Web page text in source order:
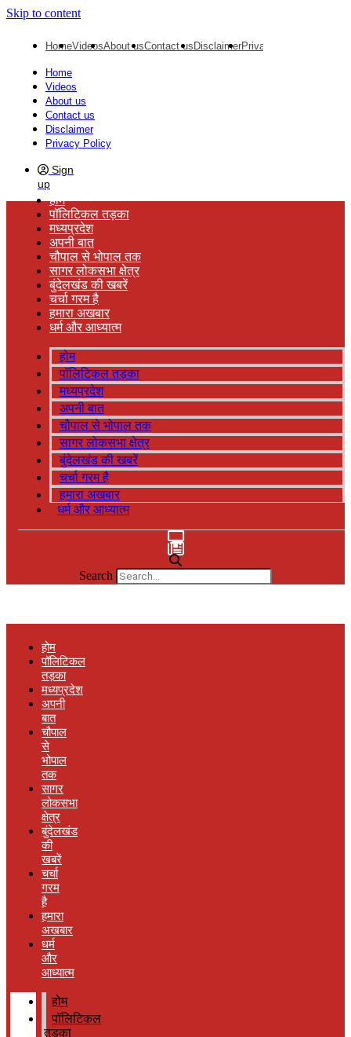
Skip to content
HomeVideosAbout usContact us DisclaimerPrivacy Policy
Home
Videos
About us
Contact us
Disclaimer
Privacy Policy
Sign
up
होम
पॉलिटिकल तड़का
मध्यप्रदेश
अपनी बात
चौपाल से भोपाल तक
सागर लोकसभा क्षेत्र
बुंदेलखंड की खबरें
चर्चा गरम है
हमारा अखबार
धर्म और आध्यात्म
होम
पॉलिटिकल तड़का
मध्यप्रदेश
अपनी बात
चौपाल से भोपाल तक
सागर लोकसभा क्षेत्र
बुंदेलखंड की खबरें
चर्चा गरम है
हमारा अखबार
धर्म और आध्यात्म
Search
होम
पॉलिटिकल
तड़का
मध्यप्रदेश
अपनी
बात
चौपाल
से
भोपाल
तक
सागर
लोकसभा
क्षेत्र
बुंदेलखंड
की
खबरें
चर्चा
गरम
है
हमारा
अखबार
धर्म
और
आध्यात्म
होम
पॉलिटिकल
तड़का